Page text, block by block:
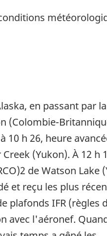
en passant par
(Colombie-
h 26, heure
(Yukon). À 12 h
de Watson Lake
et reçu les plus
plafonds IFR (règles
avec l'aéronef.